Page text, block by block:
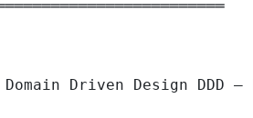
Domain Driven Design DDD